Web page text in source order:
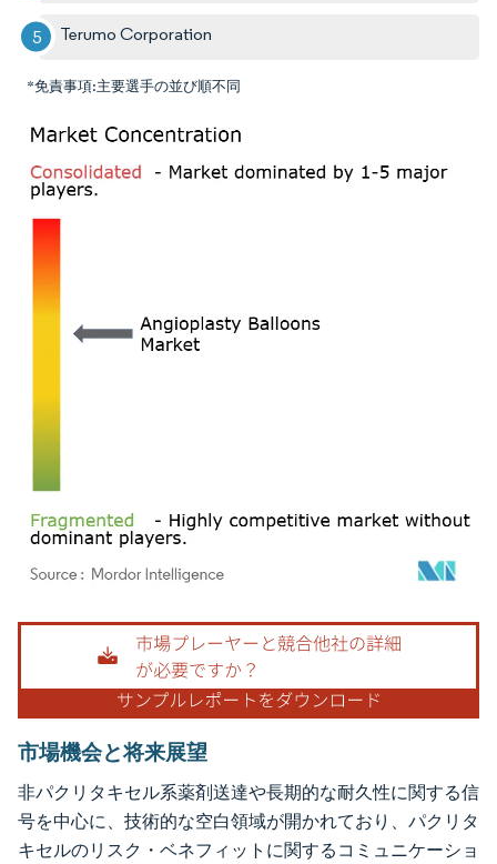
Terumo Corporation
*免責事項:主要選手の並び順不同
画像 © Mordor Intelligence。再利用にはCC BY 4.0の表示が必要です。
市場機会と将来展望
非パクリタキセル系薬剤送達や長期的な耐久性に関する信
号を中心に、技術的な空白領域が開かれており、パクリタ
キセルのリスク・ベネフィットに関するコミュニケーショ